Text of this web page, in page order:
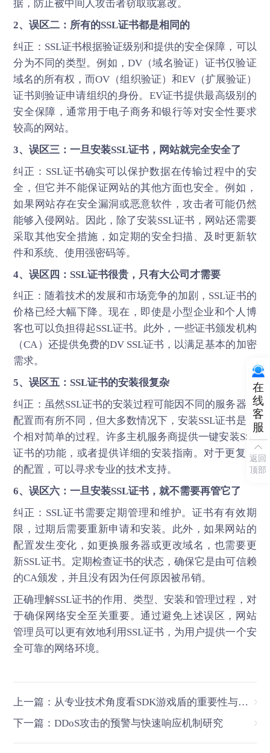
据，防止被中间人攻击者窃取或篡改。
2、误区二：所有的SSL证书都是相同的
纠正：SSL证书根据验证级别和提供的安全保障，可以
分为不同的类型。例如，DV（域名验证）证书仅验证
域名的所有权，而OV（组织验证）和EV（扩展验证）
证书则验证申请组织的身份。EV证书提供最高级别的
安全保障，通常用于电子商务和银行等对安全性要求
较高的网站。
3、误区三：一旦安装SSL证书，网站就完全安全了
纠正：SSL证书确实可以保护数据在传输过程中的安
全，但它并不能保证网站的其他方面也安全。例如，
如果网站存在安全漏洞或恶意软件，攻击者可能仍然
能够入侵网站。因此，除了安装SSL证书，网站还需要
采取其他安全措施，如定期的安全扫描、及时更新软
件和系统、使用强密码等。
4、误区四：SSL证书很贵，只有大公司才需要
纠正：随着技术的发展和市场竞争的加剧，SSL证书的
价格已经大幅下降。现在，即使是小型企业和个人博
客也可以负担得起SSL证书。此外，一些证书颁发机构
（CA）还提供免费的DV SSL证书，以满足基本的加密
需求。
5、误区五：SSL证书的安装很复杂
纠正：虽然SSL证书的安装过程可能因不同的服务器和
配置而有所不同，但大多数情况下，安装SSL证书是一
个相对简单的过程。许多主机服务商提供一键安装SSL
证书的功能，或者提供详细的安装指南。对于更复杂
的配置，可以寻求专业的技术支持。
6、误区六：一旦安装SSL证书，就不需要再管它了
纠正：SSL证书需要定期管理和维护。证书有有效期
限，过期后需要重新申请和安装。此外，如果网站的
配置发生变化，如更换服务器或更改域名，也需要更
新SSL证书。定期检查证书的状态，确保它是由可信赖
的CA颁发，并且没有因为任何原因被吊销。
正确理解SSL证书的作用、类型、安装和管理过程，对
于确保网络安全至关重要。通过避免上述误区，网站
管理员可以更有效地利用SSL证书，为用户提供一个安
全可靠的网络环境。
上一篇：从专业技术角度看SDK游戏盾的重要性与应用前景
下一篇：DDoS攻击的预警与快速响应机制研究
在
线
客
服
返回
顶部